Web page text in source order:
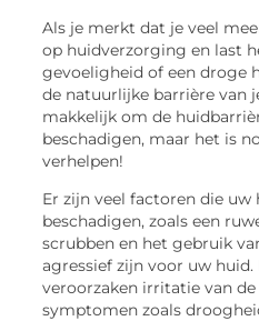
Als je merkt dat je veel
op huidverzorging en last
gevoeligheid of een droge
de natuurlijke barrière van
makkelijk om de
beschadigen, maar het is
verhelpen!
Er zijn veel factoren die
beschadigen, zoals een
scrubben en het gebruik
agressief zijn voor uw huid.
veroorzaken irritatie van
symptomen zoals